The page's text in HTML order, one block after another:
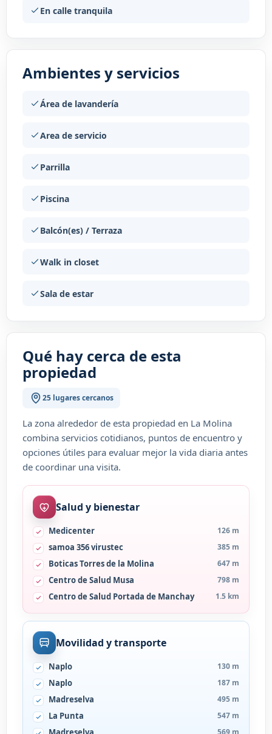
En calle tranquila
Ambientes y servicios
Área de lavandería
Area de servicio
Parrilla
Piscina
Balcón(es) / Terraza
Walk in closet
Sala de estar
Qué hay cerca de esta
propiedad
25 lugares cercanos
La zona alrededor de esta propiedad en La Molina
combina servicios cotidianos, puntos de encuentro y
opciones útiles para evaluar mejor la vida diaria antes
de coordinar una visita.
Salud y bienestar
Medicenter 126 m
samoa 356 virustec 385 m
Boticas Torres de la Molina 647 m
Centro de Salud Musa 798 m
Centro de Salud Portada de Manchay 1.5 km
Movilidad y transporte
Naplo 130 m
Naplo 187 m
Madreselva 495 m
La Punta 547 m
569 m